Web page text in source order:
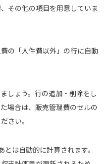
その他の項目を用意していま
の「人件費以外」の行に自動
しょう。行の追加・削除をし
場合は、販売管理費のセルの
さい。
は自動的に計算されます。